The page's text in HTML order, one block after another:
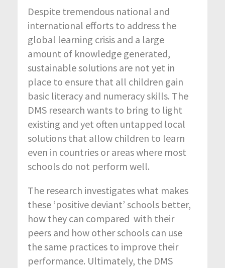
Despite tremendous national and
international efforts to address the
global learning crisis and a large
amount of knowledge generated,
sustainable solutions are not yet in
place to ensure that all children gain
basic literacy and numeracy skills. The
DMS research wants to bring to light
existing and yet often untapped local
solutions that allow children to learn
even in countries or areas where most
schools do not perform well.
The research investigates what makes
these ‘positive deviant’ schools better,
how they can compared with their
peers and how other schools can use
the same practices to improve their
performance. Ultimately, the DMS